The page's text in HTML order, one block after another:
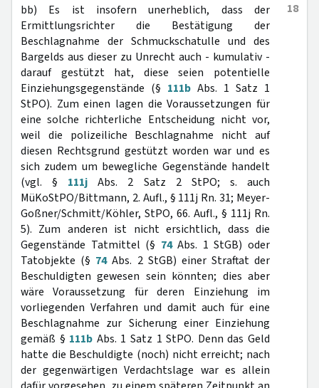
18
bb) Es ist insofern unerheblich, dass der
Ermittlungsrichter die Bestätigung der
Beschlagnahme der Schmuckschatulle und des
Bargelds aus dieser zu Unrecht auch - kumulativ -
darauf gestützt hat, diese seien potentielle
Einziehungsgegenstände (§ 111b Abs. 1 Satz 1
StPO). Zum einen lagen die Voraussetzungen für
eine solche richterliche Entscheidung nicht vor,
weil die polizeiliche Beschlagnahme nicht auf
diesen Rechtsgrund gestützt worden war und es
sich zudem um bewegliche Gegenstände handelt
(vgl. § 111j Abs. 2 Satz 2 StPO; s. auch
MüKoStPO/Bittmann, 2. Aufl., § 111j Rn. 31; Meyer-
Goßner/Schmitt/Köhler, StPO, 66. Aufl., § 111j Rn.
5). Zum anderen ist nicht ersichtlich, dass die
Gegenstände Tatmittel (§ 74Abs. 1 StGB) oder
Tatobjekte (§ 74Abs. 2 StGB) einer Straftat der
Beschuldigten gewesen sein könnten; dies aber
wäre Voraussetzung für deren Einziehung im
vorliegenden Verfahren und damit auch für eine
Beschlagnahme zur Sicherung einer Einziehung
gemäß § 111b Abs. 1 Satz 1 StPO. Denn das Geld
hatte die Beschuldigte (noch) nicht erreicht; nach
der gegenwärtigen Verdachtslage war es allein